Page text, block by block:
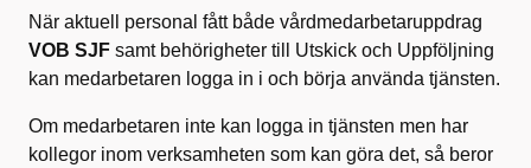
När aktuell personal fått både vårdmedarbetaruppdrag
VOB SJF samt behörigheter till Utskick och Uppföljning
kan medarbetaren logga in i och börja använda tjänsten.
Om medarbetaren inte kan logga in tjänsten men har
kollegor inom verksamheten som kan göra det, så beror